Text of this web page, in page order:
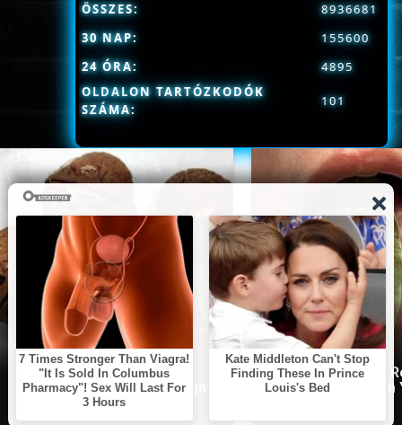
OLDALON TARTÓZKODÓK
SZÁMA:
101
ÖSSZES:
8936681
30 NAP:
155600
24 ÓRA:
4895
5 Parasite-Causing Foods
You Should Stop Eating Right
This Simple Trick
All Parasites From